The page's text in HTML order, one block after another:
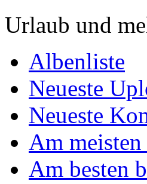
Urlaub und
Albenliste
Neueste
Neueste
Am meisten
Am besten